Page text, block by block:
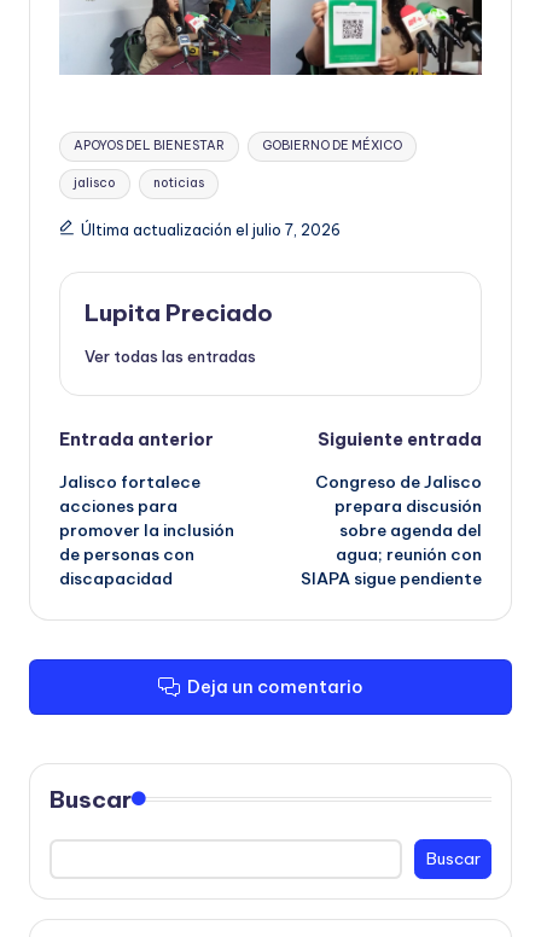
Etiquetas:
APOYOS DEL BIENESTAR GOBIERNO DE MÉXICO
jalisco noticias
Última actualización el julio 7, 2026
Lupita Preciado
Ver todas las entradas
Navegación
de
entradas
Entrada anterior
Jalisco fortalece
acciones para
promover la inclusión
de personas con
discapacidad
Siguiente entrada
Congreso de Jalisco
prepara discusión
sobre agenda del
agua; reunión con
SIAPA sigue pendiente
Deja un comentario
Buscar
Buscar